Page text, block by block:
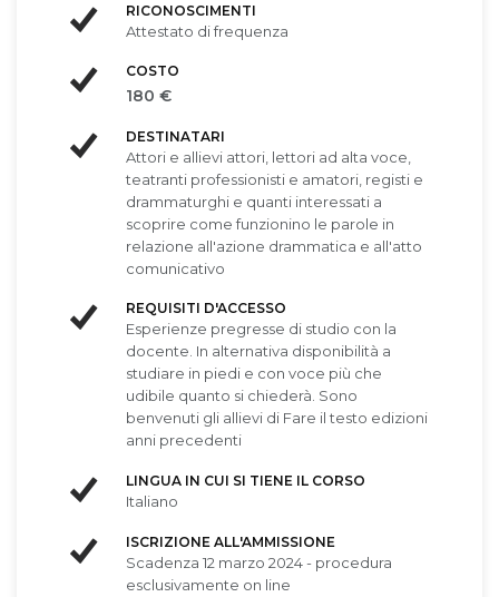
RICONOSCIMENTI
Attestato di frequenza
COSTO
180 €
DESTINATARI
Attori e allievi attori, lettori ad alta voce,
teatranti professionisti e amatori, registi e
drammaturghi e quanti interessati a
scoprire come funzionino le parole in
relazione all'azione drammatica e all'atto
comunicativo
REQUISITI D'ACCESSO
Esperienze pregresse di studio con la
docente. In alternativa disponibilità a
studiare in piedi e con voce più che
udibile quanto si chiederà. Sono
benvenuti gli allievi di Fare il testo edizioni
anni precedenti
LINGUA IN CUI SI TIENE IL CORSO
Italiano
ISCRIZIONE ALL'AMMISSIONE
Scadenza 12 marzo 2024 - procedura
esclusivamente on line